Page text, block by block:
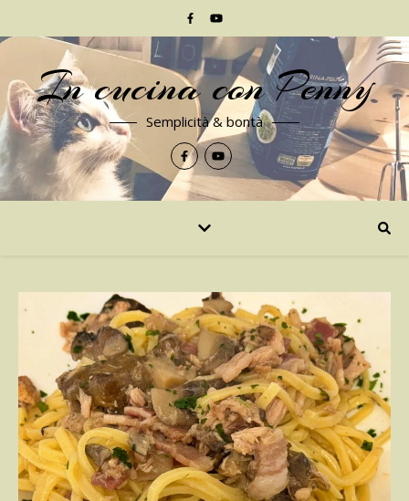
In cucina con Penny
Semplicità & bontà